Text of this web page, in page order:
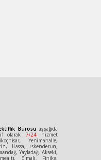
Bürosu aşşağıda
olarak7/24 hizmet
Yenimahalle,
Hassa, İskenderun,
Yayladağ, Akseki,
Elmalı, Finike,